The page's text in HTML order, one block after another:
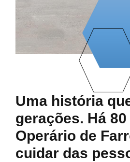
Uma história
gerações. Há
Operário de
cuidar das